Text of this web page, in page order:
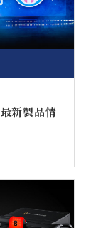
新製品情